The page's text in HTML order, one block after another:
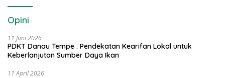
Opini
11 Juni 2026
PDKT Danau Tempe : Pendekatan Kearifan Lokal untuk
Keberlanjutan Sumber Daya Ikan
11 April 2026